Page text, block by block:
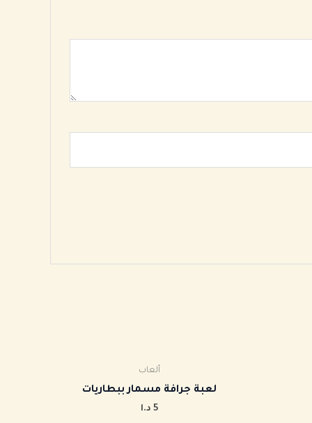
ألعاب
‏لعبة جرافة مسمار ببطاريات
5 د.ا